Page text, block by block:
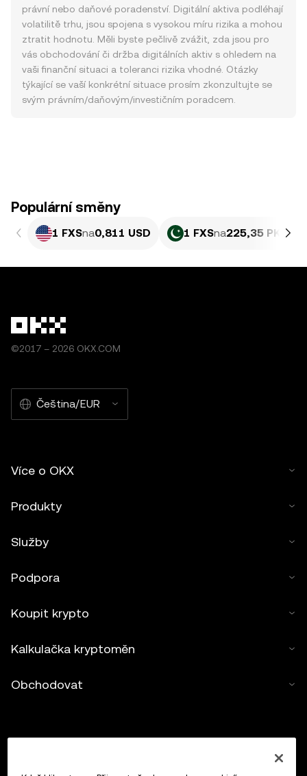
právní nebo daňové poradenství. Digitální aktiva podléhají
volatilitě trhu, jsou spojena s vysokou míru rizika a mohou
ztratit hodnotu. Měli byste pečlivě zvážit, zda jsou pro
vás obchodování či držba digitálních aktiv s ohledem na
vaši finanční situaci a toleranci rizika vhodné. Otázky
týkající se vaší konkrétní situace prosím zkonzultujte se
svým právním/daňovým/investičním poradcem.
Populární směny
1 FXSna0,811 USD 1 FXSna225,35 PKR
©2017 – 2026 OKX.COM
Čeština/EUR
Více o OKX
Produkty
Služby
Podpora
Koupit krypto
Kalkulačka kryptoměn
Obchodovat